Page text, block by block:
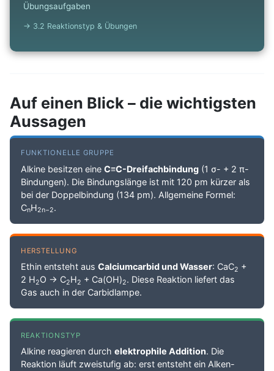
Übungsaufgaben
→ 3.2 Reaktionstyp & Übungen
Auf einen Blick – die wichtigsten
Aussagen
FUNKTIONELLE GRUPPE
Alkine besitzen eine C≡C-Dreifachbindung(1 σ- + 2 π-
Bindungen). Die Bindungslänge ist mit 120 pm kürzer als
bei der Doppelbindung (134 pm). Allgemeine Formel:
CnH2n−2.
HERSTELLUNG
Ethin entsteht aus Calciumcarbid und Wasser: CaC2 +
2 H2O → C2H2 + Ca(OH)2. Diese Reaktion liefert das
Gas auch in der Carbidlampe.
REAKTIONSTYP
Alkine reagieren durch elektrophile Addition. Die
Reaktion läuft zweistufig ab: erst entsteht ein Alken-